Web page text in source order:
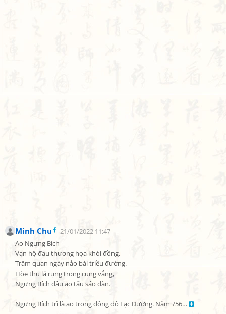
Minh Chu
21/01/2022 11:47
Ao Ngưng Bích
Vạn hộ đau thương họa khói đồng,
Trăm quan ngày nảo bái triều đường.
Hòe thu lá rụng trong cung vắng,
Ngưng Bích đầu ao tấu sáo đàn.
Ngưng Bích trì là ao trong đông đô Lạc Dương. Năm 756…